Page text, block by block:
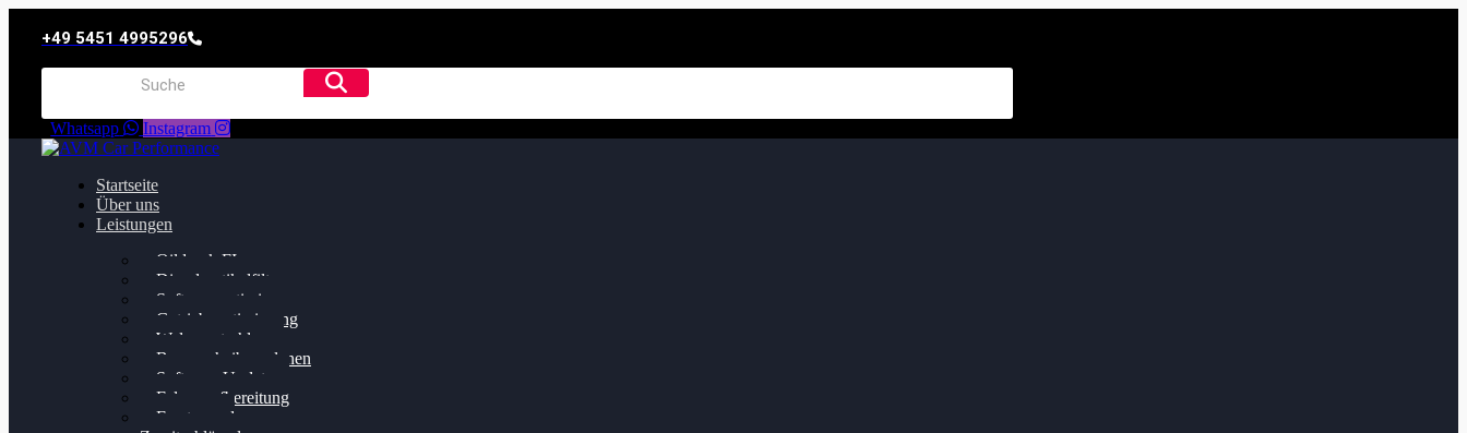
+49 5451 4995296
Whatsapp Instagram
Startseite
Über uns
Leistungen
Oildruck FIx
Dieselpartikelfilter
Softwareoptimierung
Getriebeoptimierung
Walnussstrahlen
Bremsscheiben planen
Software Update
Felgenaufbereitung
Ersatz- und